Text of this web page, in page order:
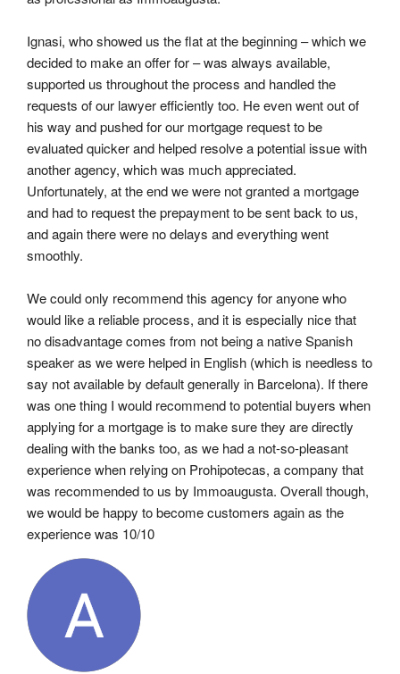
Ignasi, who showed us the flat at the beginning – which we
decided to make an offer for – was always available,
supported us throughout the process and handled the
requests of our lawyer efficiently too. He even went out of
his way and pushed for our mortgage request to be
evaluated quicker and helped resolve a potential issue with
another agency, which was much appreciated.
Unfortunately, at the end we were not granted a mortgage
and had to request the prepayment to be sent back to us,
and again there were no delays and everything went
smoothly.
We could only recommend this agency for anyone who
would like a reliable process, and it is especially nice that
no disadvantage comes from not being a native Spanish
speaker as we were helped in English (which is needless to
say not available by default generally in Barcelona). If there
was one thing I would recommend to potential buyers when
applying for a mortgage is to make sure they are directly
dealing with the banks too, as we had a not-so-pleasant
experience when relying on Prohipotecas, a company that
was recommended to us by Immoaugusta. Overall though,
we would be happy to become customers again as the
experience was 10/10